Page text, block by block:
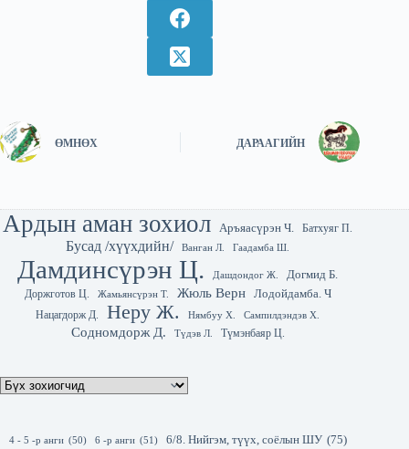
ӨМНӨХ ДАРААГИЙН
Ардын аман зохиол Аръяасүрэн Ч. Батхуяг П.
Бусад /хүүхдийн/ Ванган Л. Гаадамба Ш.
Дамдинсүрэн Ц. Дашдондог Ж.
Догмид Б.
Доржготов Ц.
Жамьянсүрэн Т. Жюль Верн Лодойдамба. Ч
Нацагдорж Д. Неру Ж. Нямбуу Х. Сампилдэндэв Х.
Содномдорж Д. Түдэв Л. Түмэнбаяр Ц.
4 - 5 -р анги (50) 6 -р анги (51) 6/8. Нийгэм, түүх, соёлын ШУ (75)